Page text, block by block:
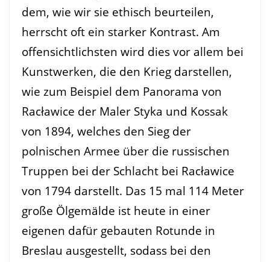
dem, wie wir sie ethisch beurteilen,
herrscht oft ein starker Kontrast. Am
offensichtlichsten wird dies vor allem bei
Kunstwerken, die den Krieg darstellen,
wie zum Beispiel dem Panorama von
Racławice der Maler Styka und Kossak
von 1894, welches den Sieg der
polnischen Armee über die russischen
Truppen bei der Schlacht bei Racławice
von 1794 darstellt. Das 15 mal 114 Meter
große Ölgemälde ist heute in einer
eigenen dafür gebauten Rotunde in
Breslau ausgestellt, sodass bei den